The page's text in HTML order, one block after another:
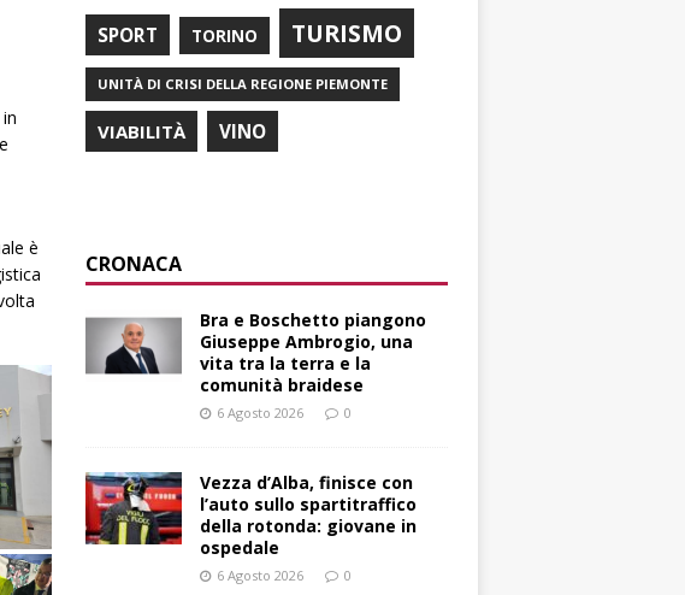
è
SPORT TORINO TURISMO
UNITÀ DI CRISI DELLA REGIONE PIEMONTE
VIABILITÀ VINO
CRONACA
Bra e Boschetto piangono
Giuseppe Ambrogio, una
vita tra la terra e la
comunità braidese
6 Agosto 2026 0
Vezza d’Alba, finisce con
l’auto sullo spartitraffico
della rotonda: giovane in
ospedale
6 Agosto 2026 0